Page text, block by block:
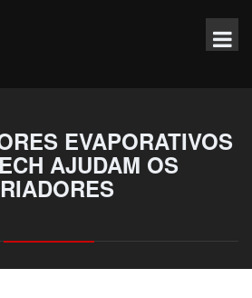
EVAPORATIVOS
AJUDAM OS